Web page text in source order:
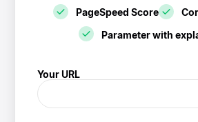
PageSpeed Score
Parameter with
(/speedtest)
Your URL